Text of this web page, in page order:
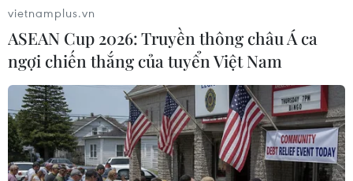
Nhận đường chuyền của Đức Huy, Minh Vương ghi bàn gỡ 2-3
cho đội tuyển Việt Nam ở phút 90+3. (Ảnh: Hoàng Linh/TTXVN)
vietnamplus.vn
ASEAN Cup 2026: Truyền thông châu Á ca
ngợi chiến thắng của tuyển Việt Nam